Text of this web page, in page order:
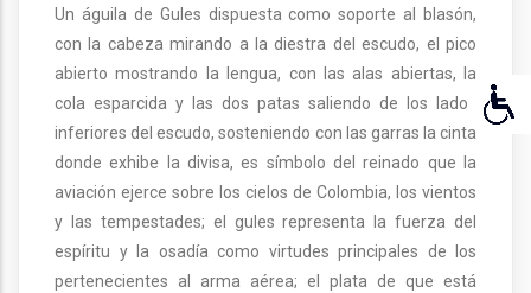
Un águila de Gules dispuesta como soporte al blasón,
con la cabeza mirando a la diestra del escudo, el pico
abierto mostrando la lengua, con las alas abiertas, la
cola esparcida y las dos patas saliendo de los lados
inferiores del escudo, sosteniendo con las garras la cinta
donde exhibe la divisa, es símbolo del reinado que la
aviación ejerce sobre los cielos de Colombia, los vientos
y las tempestades; el gules representa la fuerza del
espíritu y la osadía como virtudes principales de los
pertenecientes al arma aérea; el plata de que está